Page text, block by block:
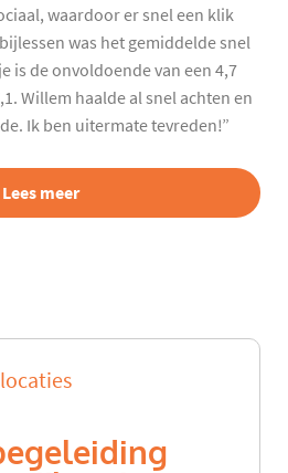
waardoor er snel een klik
was het gemiddelde snel
is de onvoldoende van een 4,7
Willem haalde al snel achten en
Ik ben uitermate tevreden!”
Lees meer